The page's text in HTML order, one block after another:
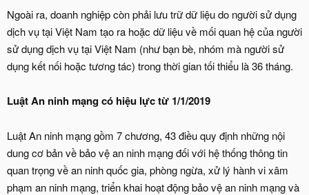
Ngoài ra, doanh nghiệp còn phải lưu trữ dữ liệu do người sử dụng
dịch vụ tại Việt Nam tạo ra hoặc dữ liệu về mối quan hệ của người
sử dụng dịch vụ tại Việt Nam (như bạn bè, nhóm mà người sử
dụng kết nối hoặc tương tác) trong thời gian tối thiểu là 36 tháng.
Luật An ninh mạng có hiệu lực từ 1/1/2019
Luật An ninh mạng gồm 7 chương, 43 điều quy định những nội
dung cơ bản về bảo vệ an ninh mạng đối với hệ thống thông tin
quan trọng về an ninh quốc gia, phòng ngừa, xử lý hành vi xâm
phạm an ninh mạng, triển khai hoạt động bảo vệ an ninh mạng và